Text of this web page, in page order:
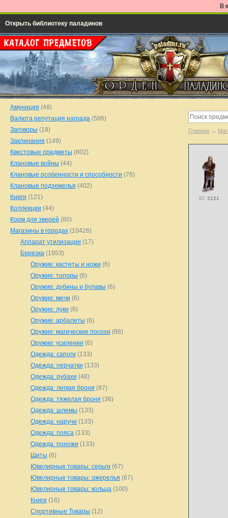
В
Открыть библиотеку паладинов
Главная →
ID: 3121
Амуниция (48)
Валюта репутация награда (586)
Заговоры (18)
Заклинания (149)
Квестовые предметы (802)
Клановые войны (44)
Клановые особенности и способности (76)
Клановые подземелья (402)
Книги (121)
Коллекции (44)
Корм для зверей (80)
Магазины в городах (10426)
Аппарат утилизации (17)
Березка (1953)
Оружие: кастеты и ножи (6)
Оружие: топоры (6)
Оружие: дубины и булавы (6)
Оружие: мечи (6)
Оружие: луки (6)
Оружие: арбалеты (6)
Оружие: магические посохи (88)
Оружие: усиления (6)
Одежда: сапоги (133)
Одежда: перчатки (133)
Одежда: рубахи (48)
Одежда: легкая броня (97)
Одежда: тяжелая броня (36)
Одежда: шлемы (133)
Одежда: наручи (133)
Одежда: пояса (133)
Одежда: поножи (133)
Щиты (6)
Ювелирные товары: серьги (67)
Ювелирные товары: ожерелья (67)
Ювелирные товары: кольца (100)
Книги (16)
Спортивные Товары (12)